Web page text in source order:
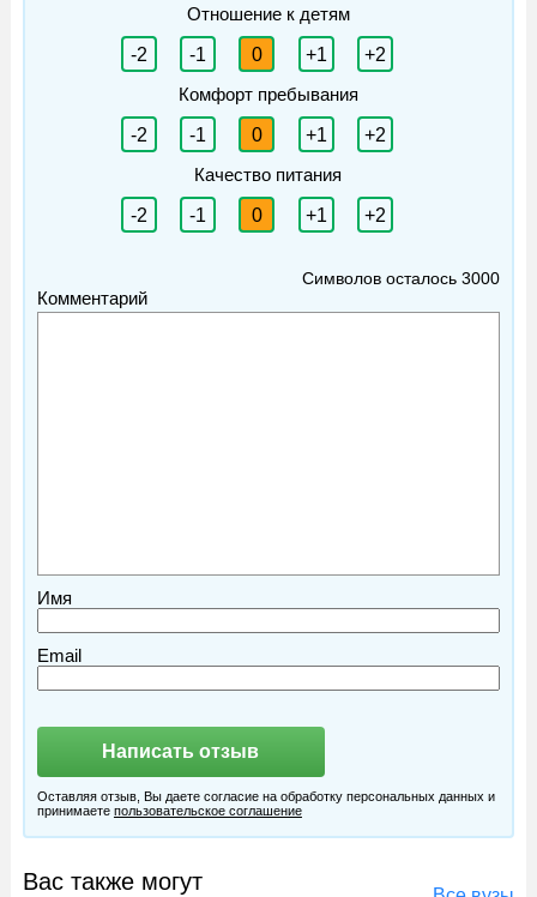
Отношение к детям
-2
-1 0 +1
+2
Комфорт пребывания
-2
-1 0 +1
+2
Качество питания
-2
-1 0 +1 +2
Символов осталось3000
Комментарий
Имя
Email
Оставляя отзыв, Вы даете согласие на обработку персональных данных и
принимаете пользовательское соглашение
Вас также могут